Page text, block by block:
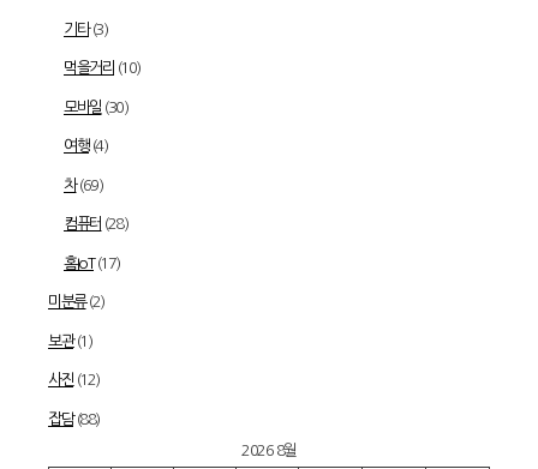
기타(3)
먹을거리 (10)
모바일 (30)
여행(4)
차(69)
컴퓨터 (28)
홈IoT(17)
미분류(2)
보관(1)
사진 (12)
잡담(88)
2026 8월